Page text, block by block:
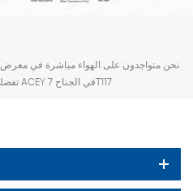
نحن متواجدون على الهواء مباشرة في معرض
CIBF 2026 – تفضلوا بزيارة ACEY في الجناح 7T117